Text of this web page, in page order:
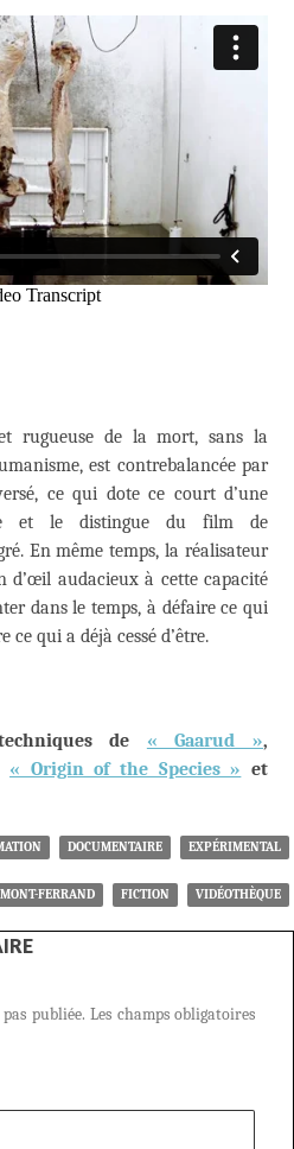
rugueuse de la mort, sans la
est contrebalancée par
ce qui dote ce court d’une
et le distingue du film de
En même temps, la réalisateur
audacieux à cette capacité
dans le temps, à défaire ce qui
qui a déjà cessé d’être.
de « Gaarud »,
« Origin of the Species » et
DOCUMENTAIRE EXPÉRIMENTAL
FERRAND FICTION VIDÉOTHÈQUE
publiée. Les champs obligatoires